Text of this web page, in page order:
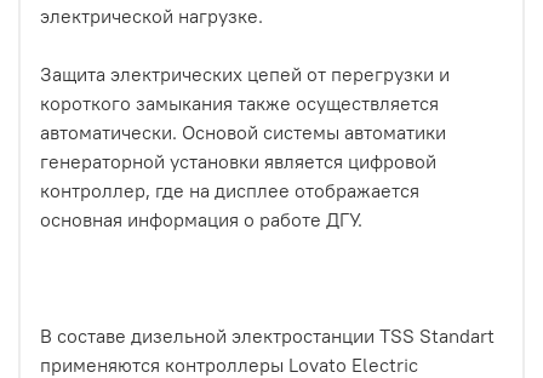
электрической нагрузке.
Защита электрических цепей от перегрузки и
короткого замыкания также осуществляется
автоматически. Основой системы автоматики
генераторной установки является цифровой
контроллер, где на дисплее отображается
основная информация о работе ДГУ.
В составе дизельной электростанции TSS Standart
применяются контроллеры Lovato Electric